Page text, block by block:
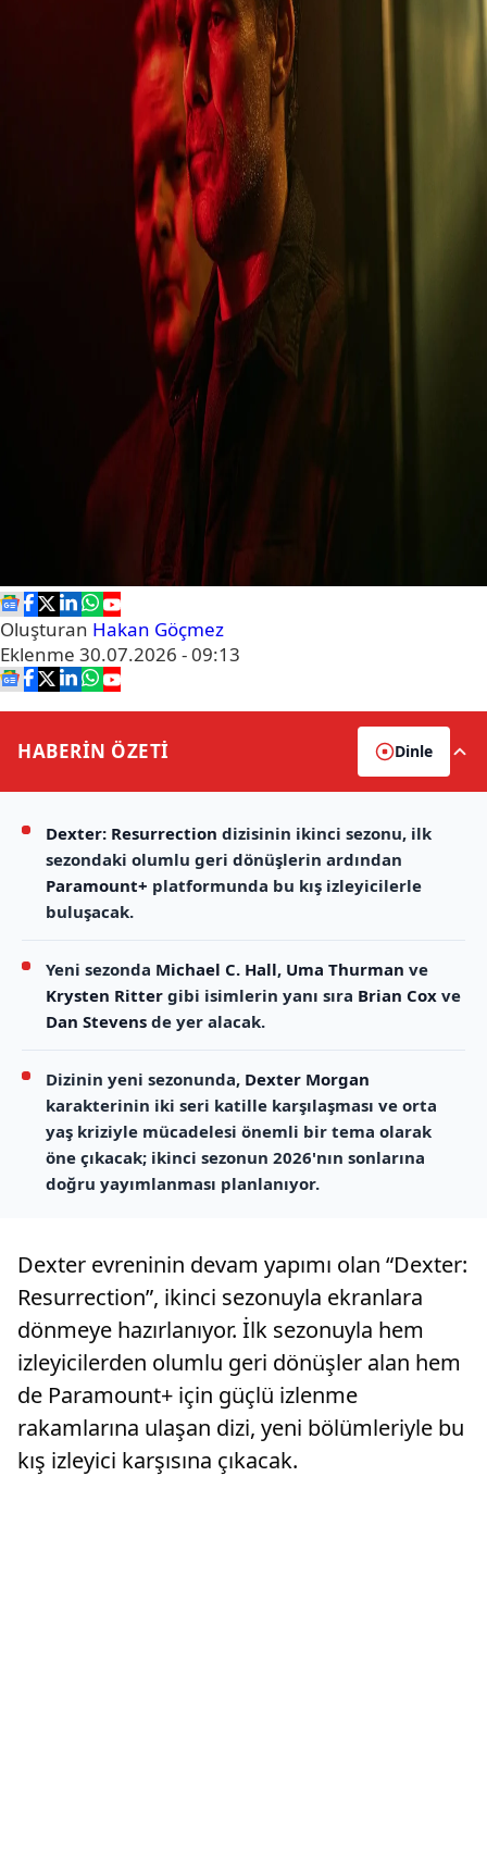
Oluşturan Hakan Göçmez
Eklenme 30.07.2026 - 09:13
HABERİN ÖZETİ Dinle
Dexter: Resurrection dizisinin ikinci sezonu, ilk
sezondaki olumlu geri dönüşlerin ardından
Paramount+ platformunda bu kış izleyicilerle
buluşacak.
Yeni sezonda Michael C. Hall, Uma Thurman ve
Krysten Ritter gibi isimlerin yanı sıra Brian Cox ve
Dan Stevens de yer alacak.
Dizinin yeni sezonunda, Dexter Morgan
karakterinin iki seri katille karşılaşması ve orta
yaş kriziyle mücadelesi önemli bir tema olarak
öne çıkacak; ikinci sezonun 2026'nın sonlarına
doğru yayımlanması planlanıyor.
Dexter evreninin devam yapımı olan “Dexter:
Resurrection”, ikinci sezonuyla ekranlara
dönmeye hazırlanıyor. İlk sezonuyla hem
izleyicilerden olumlu geri dönüşler alan hem
de Paramount+ için güçlü izlenme
rakamlarına ulaşan dizi, yeni bölümleriyle bu
kış izleyici karşısına çıkacak.